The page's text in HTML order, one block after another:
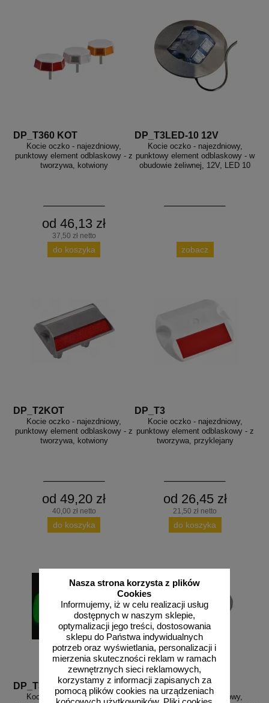
Nasza strona korzysta z plików
Cookies
Informujemy, iż w celu realizacji usług
dostępnych w naszym sklepie,
optymalizacji jego treści, dostosowania
sklepu do Państwa indywidualnych
potrzeb oraz wyświetlania, personalizacji i
mierzenia skuteczności reklam w ramach
zewnętrznych sieci reklamowych,
korzystamy z informacji zapisanych za
pomocą plików cookies na urządzeniach
DP_T360 KOT
Kocie oczko - najezdniowy,
punktowy element odblaskowy - z
tworzywa, kotwiony
od 46,13 zł
37,50 zł netto
do koszyka
DP_T3LED-10 12V
Kocie oczko - najezdniowy,
punktowy element odblaskowy - w
obudowie żeliwnej, 12V, LED 10
zobacz
DP_T2KOT
Kocie oczko - najezdniowy,
punktowy element odblaskowy - z
tworzywa, kotwiony
od 49,20 zł
40,00 zł netto
do koszyka
DP_T3
Kocie oczko - najezdniowy,
punktowy element odblaskowy - z
tworzywa, przyklejany
od 26,45 zł
21,50 zł netto
do koszyka
DP_T3DUCH
Kocie oczko - najezdniowy,
DP_T3LED
Kocie oczko - najezdniowy,